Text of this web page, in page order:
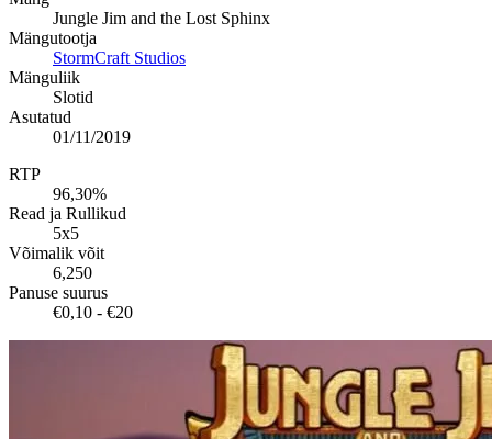
Jungle Jim and the Lost Sphinx
Mängutootja
StormCraft Studios
Mänguliik
Slotid
Asutatud
01/11/2019
RTP
96,30%
Read ja Rullikud
5x5
Võimalik võit
6,250
Panuse suurus
€0,10 - €20